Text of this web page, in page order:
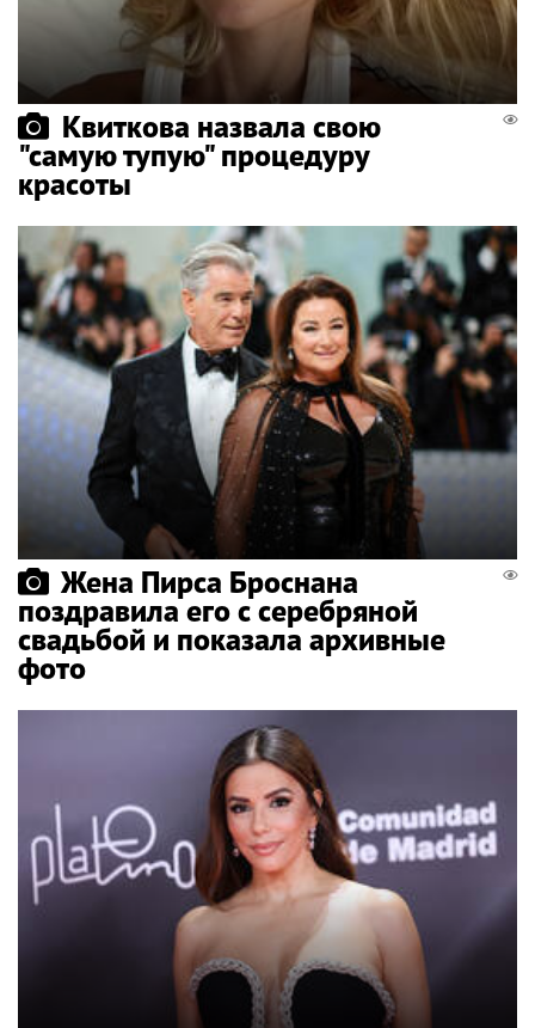
Квиткова назвала свою
"самую тупую" процедуру
красоты
Жена Пирса Броснана
поздравила его с серебряной
свадьбой и показала архивные
фото